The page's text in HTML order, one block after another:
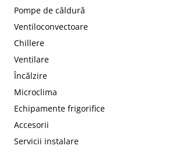
Pompe de căldură
Ventiloconvectoare
Chillere
Ventilare
Încălzire
Microclima
Echipamente frigorifice
Accesorii
Servicii instalare